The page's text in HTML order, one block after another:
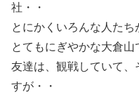
社・・
とにかくいろんな人たち
とてもにぎやかな大倉山
友達は、観戦していて
すが・・